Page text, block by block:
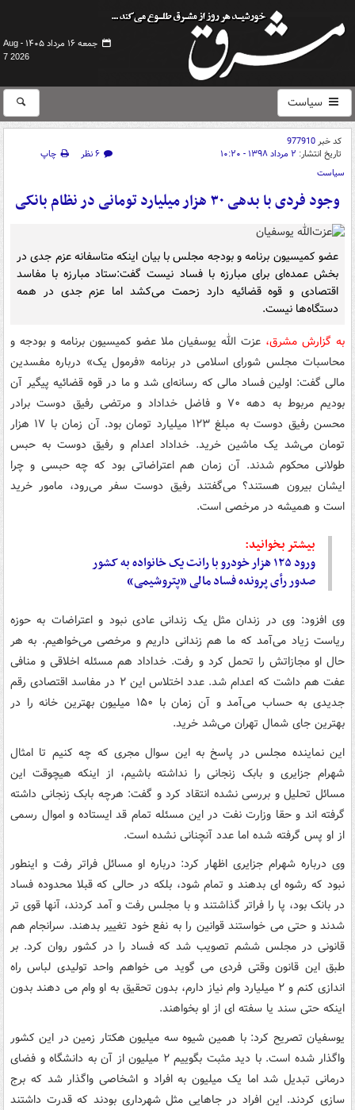
جمعه ۱۶ مرداد ۱۴۰۵ -
Aug
7 2026
سیاست
کد خبر977910
تاریخ انتشار: ۲ مرداد ۱۳۹۸ - ۱۰:۲۰ ۶ نظر
چاپ
سیاست
وجود فردی با بدهی ۳۰ هزار میلیارد تومانی در نظام بانکی
عضو کمیسیون برنامه و بودجه مجلس با بیان اینکه متاسفانه عزم جدی در
بخش عمده‌ای برای مبارزه با فساد نیست گفت:ستاد مبارزه با مفاسد
اقتصادی و قوه قضائیه دارد زحمت می‌کشد اما عزم جدی در همه
دستگاه‌ها نیست.
به گزارش مشرق، عزت الله یوسفیان ملا عضو کمیسیون برنامه و بودجه و
محاسبات مجلس شورای اسلامی در برنامه «فرمول یک» درباره مفسدین
مالی گفت: اولین فساد مالی که رسانه‌ای شد و ما در قوه قضائیه پیگیر آن
بودیم مربوط به دهه ۷۰ و فاضل خداداد و مرتضی رفیق دوست برادر
محسن رفیق دوست به مبلغ ۱۲۳ میلیارد تومان بود. آن زمان با ۱۷ هزار
تومان می‌شد یک ماشین خرید. خداداد اعدام و رفیق دوست به حبس
طولانی محکوم شدند. آن زمان هم اعتراضاتی بود که چه حبسی و چرا
ایشان بیرون هستند؟ می‌گفتند رفیق دوست سفر می‌رود، مامور خرید
است و همیشه در مرخصی است.
بیشتر بخوانید:
ورود ۱۲۵ هزار خودرو با رانت یک خانواده به کشور
صدور رأی پرونده فساد مالی «پتروشیمی»
وی افزود: وی در زندان مثل یک زندانی عادی نبود و اعتراضات به حوزه
ریاست زیاد می‌آمد که ما هم زندانی داریم و مرخصی می‌خواهیم. به هر
حال او مجازاتش را تحمل کرد و رفت. خداداد هم مسئله اخلاقی و منافی
عفت هم داشت که اعدام شد. عدد اختلاس این ۲ در مفاسد اقتصادی رقم
جدیدی به حساب می‌آمد و آن زمان با ۱۵۰ میلیون بهترین خانه را در
بهترین جای شمال تهران می‌شد خرید.
این نماینده مجلس در پاسخ به این سوال مجری که چه کنیم تا امثال
شهرام جزایری و بابک زنجانی را نداشته باشیم، از اینکه هیچوقت این
مسائل تحلیل و بررسی نشده انتقاد کرد و گفت: هرچه بابک زنجانی داشته
گرفته اند و حقا وزارت نفت در این مسئله تمام قد ایستاده و اموال رسمی
از او پس گرفته شده اما عدد آنچنانی نشده است.
وی درباره شهرام جزایری اظهار کرد: درباره او مسائل فراتر رفت و اینطور
نبود که رشوه ای بدهند و تمام شود، بلکه در حالی که قبلا محدوده فساد
در بانک بود، پا را فراتر گذاشتند و با مجلس رفت و آمد کردند، آنها قوی تر
شدند و حتی می خواستند قوانین را به نفع خود تغییر بدهند. سرانجام هم
قانونی در مجلس ششم تصویب شد که فساد را در کشور روان کرد. بر
طبق این قانون وقتی فردی می گوید می خواهم واحد تولیدی لباس راه
اندازی کنم و ۲ میلیارد وام نیاز دارم، بدون تحقیق به او وام می دهند بدون
اینکه حتی سند یا سفته ای از او بخواهند.
یوسفیان تصریح کرد: با همین شیوه سه میلیون هکتار زمین در این کشور
واگذار شده است. با دید مثبت بگوییم ۲ میلیون از آن به دانشگاه و فضای
درمانی تبدیل شد اما یک میلیون به افراد و اشخاصی واگذار شد که برج
سازی کردند. این افراد در جاهایی مثل شهرداری بودند که قدرت داشتند